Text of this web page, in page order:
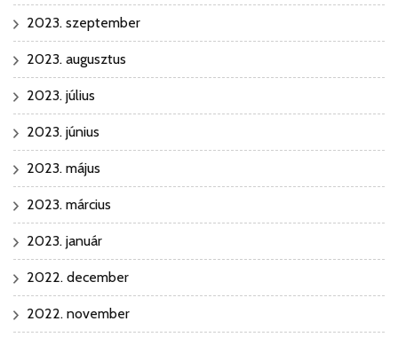
2023. szeptember
2023. augusztus
2023. július
2023. június
2023. május
2023. március
2023. január
2022. december
2022. november